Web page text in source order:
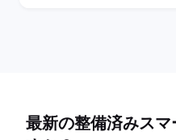
最新の整備済みス